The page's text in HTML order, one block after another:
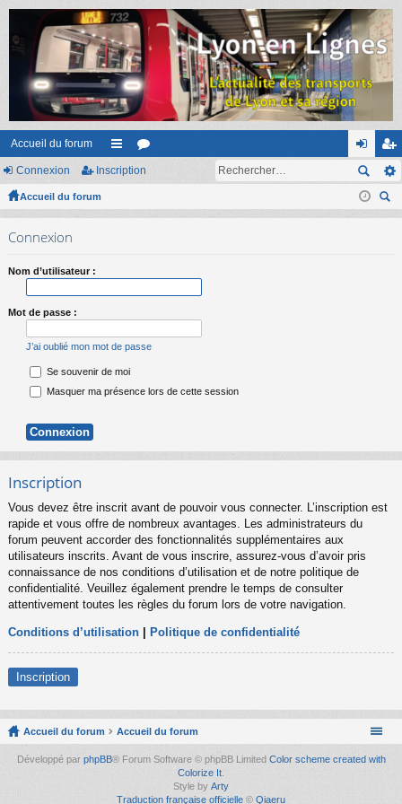
Accueil du forum
ac
s
or on
ne
ns
cri
Connexion Inscription
Accueil du forum
ec
Connexion
Nom d’utilisateur :
Mot de passe :
J’ai oublié mon mot de passe
Se souvenir de moi
Masquer ma présence lors de cette session
Inscription
Vous devez être inscrit avant de pouvoir vous connecter. L’inscription est
rapide et vous offre de nombreux avantages. Les administrateurs du
forum peuvent accorder des fonctionnalités supplémentaires aux
utilisateurs inscrits. Avant de vous inscrire, assurez-vous d’avoir pris
connaissance de nos conditions d’utilisation et de notre politique de
confidentialité. Veuillez également prendre le temps de consulter
attentivement toutes les règles du forum lors de votre navigation.
Conditions d’utilisation Politique de confidentialité
Inscription
Accueil du forum Accueil du forum
Développé par phpBB® Forum Software © phpBB Limited Color scheme created with
Colorize It.
Style by Arty
Traduction française officielle © Qiaeru